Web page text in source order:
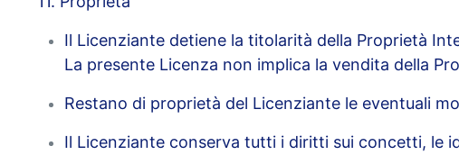
Il Licenziante detiene la titolarità della Proprietà
La presente Licenza non implica la vendita della
Restano di proprietà del Licenziante le eventuali
Il Licenziante conserva tutti i diritti sui concetti, le